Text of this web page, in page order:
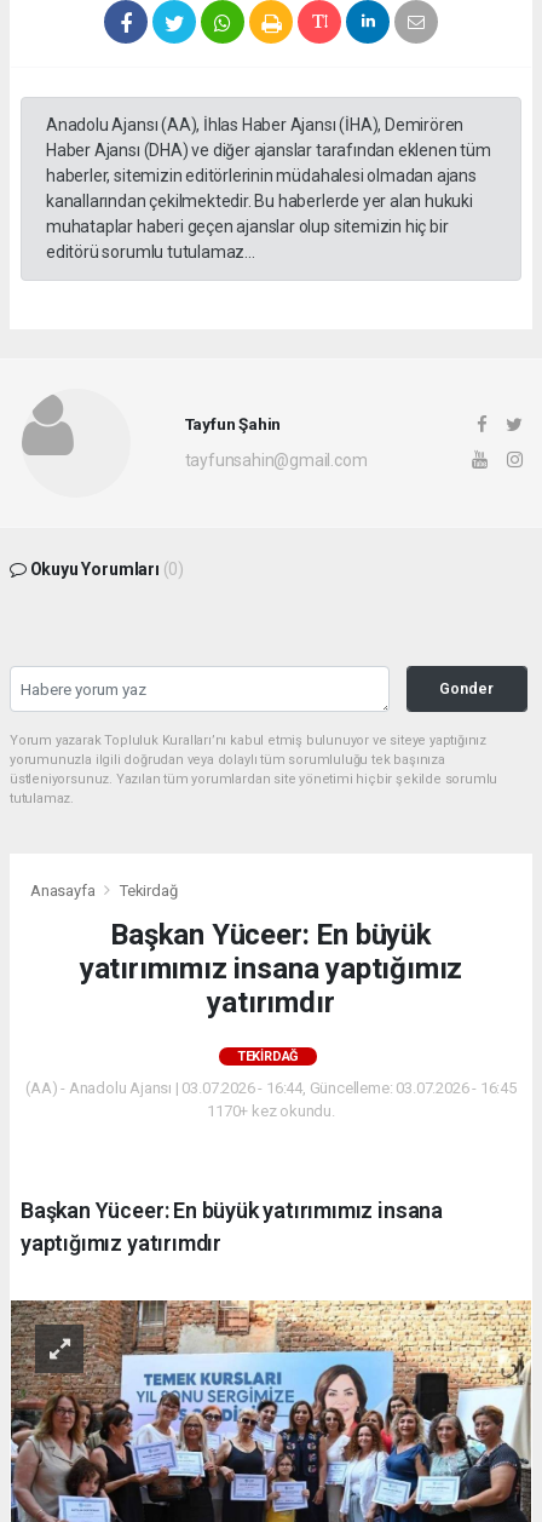
Anadolu Ajansı (AA), İhlas Haber Ajansı (İHA), Demirören
Haber Ajansı (DHA) ve diğer ajanslar tarafından eklenen tüm
haberler, sitemizin editörlerinin müdahalesi olmadan ajans
kanallarından çekilmektedir. Bu haberlerde yer alan hukuki
muhataplar haberi geçen ajanslar olup sitemizin hiç bir
editörü sorumlu tutulamaz...
Tayfun Şahin
tayfunsahin@gmail.com
Okuyu Yorumları (0)
Gonder
Yorum yazarak Topluluk Kuralları’nı kabul etmiş bulunuyor ve siteye yaptığınız
yorumunuzla ilgili doğrudan veya dolaylı tüm sorumluluğu tek başınıza
üstleniyorsunuz. Yazılan tüm yorumlardan site yönetimi hiçbir şekilde sorumlu
tutulamaz.
Anasayfa Tekirdağ
Başkan Yüceer: En büyük
yatırımımız insana yaptığımız
yatırımdır
TEKIRDAĞ
(AA) - Anadolu Ajansı | 03.07.2026 - 16:44, Güncelleme: 03.07.2026 - 16:45
1170+ kez okundu.
Başkan Yüceer: En büyük yatırımımız insana
yaptığımız yatırımdır